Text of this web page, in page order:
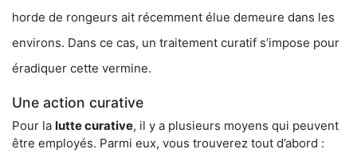
horde de rongeurs ait récemment élue demeure dans les
environs. Dans ce cas, un traitement curatif s’impose pour
éradiquer cette vermine.
Une action curative
Pour la lutte curative, il y a plusieurs moyens qui peuvent
être employés. Parmi eux, vous trouverez tout d’abord :